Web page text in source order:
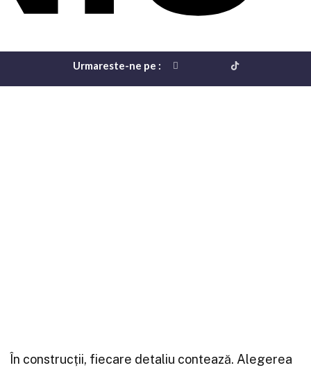
Urmareste-ne pe :
În construcții, fiecare detaliu contează. Alegerea